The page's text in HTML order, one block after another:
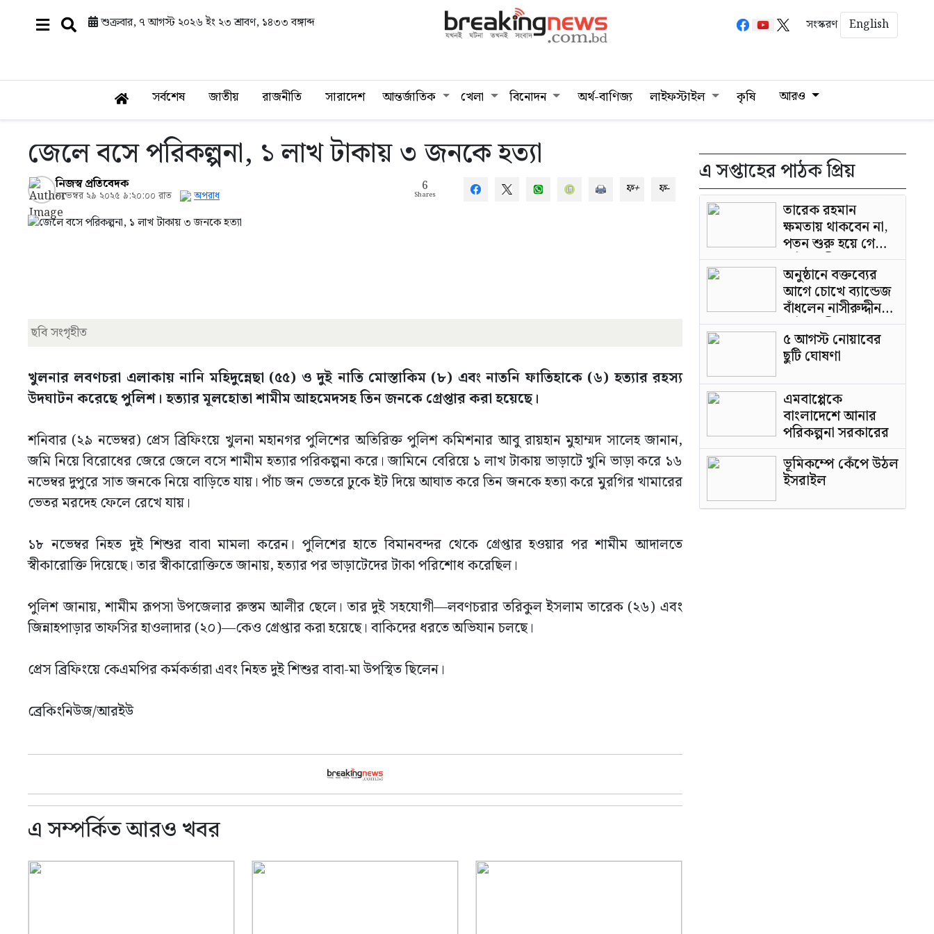
শুক্রবার, ৭ আগস্ট ২০২৬ ইং ২৩ শ্রাবণ, ১৪৩৩ বঙ্গাব্দ সংস্করণ English
সর্বশেষ জাতীয় রাজনীতি সারাদেশ আন্তর্জাতিক খেলা বিনোদন অর্থ-বাণিজ্য লাইফস্টাইল কৃষি আরও
জেলে বসে পরিকল্পনা, ১ লাখ টাকায় ৩ জনকে হত্যা
নিজস্ব প্রতিবেদক
নভেম্বর ২৯ ২০২৫ ৯:২০:০০ রাত অপরাধ
6
Shares ফ+ ফ-
ছবি সংগৃহীত
খুলনার লবণচরা এলাকায় নানি মহিদুন্নেছা (৫৫) ও দুই নাতি মোস্তাকিম (৮) এবং নাতনি ফাতিহাকে (৬) হত্যার রহস্য
উদঘাটন করেছে পুলিশ। হত্যার মূলহোতা শামীম আহমেদসহ তিন জনকে গ্রেপ্তার করা হয়েছে।
শনিবার (২৯ নভেম্বর) প্রেস ব্রিফিংয়ে খুলনা মহানগর পুলিশের অতিরিক্ত পুলিশ কমিশনার আবু রায়হান মুহাম্মদ সালেহ জানান,
জমি নিয়ে বিরোধের জেরে জেলে বসে শামীম হত্যার পরিকল্পনা করে। জামিনে বেরিয়ে ১ লাখ টাকায় ভাড়াটে খুনি ভাড়া করে ১৬
নভেম্বর দুপুরে সাত জনকে নিয়ে বাড়িতে যায়। পাঁচ জন ভেতরে ঢুকে ইট দিয়ে আঘাত করে তিন জনকে হত্যা করে মুরগির খামারের
ভেতর মরদেহ ফেলে রেখে যায়।
১৮ নভেম্বর নিহত দুই শিশুর বাবা মামলা করেন। পুলিশের হাতে বিমানবন্দর থেকে গ্রেপ্তার হওয়ার পর শামীম আদালতে
স্বীকারোক্তি দিয়েছে। তার স্বীকারোক্তিতে জানায়, হত্যার পর ভাড়াটেদের টাকা পরিশোধ করেছিল।
পুলিশ জানায়, শামীম রূপসা উপজেলার রুস্তম আলীর ছেলে। তার দুই সহযোগী—লবণচরার তরিকুল ইসলাম তারেক (২৬) এবং
জিন্নাহপাড়ার তাফসির হাওলাদার (২০)—কেও গ্রেপ্তার করা হয়েছে। বাকিদের ধরতে অভিযান চলছে।
প্রেস ব্রিফিংয়ে কেএমপির কর্মকর্তারা এবং নিহত দুই শিশুর বাবা-মা উপস্থিত ছিলেন।
ব্রেকিংনিউজ/আরইউ
এ সম্পর্কিত আরও খবর
এ সপ্তাহের পাঠক প্রিয়
তারেক রহমান
ক্ষমতায় থাকবেন না,
পতন শুরু হয়ে গেছে:
পাটওয়ারী
অনুষ্ঠানে বক্তব্যের
আগে চোখে ব্যান্ডেজ
বাঁধলেন নাসীরুদ্দীন
পাটওয়ারী
৫ আগস্ট নোয়াবের
ছুটি ঘোষণা
এমবাপ্পেকে
বাংলাদেশে আনার
পরিকল্পনা সরকারের
ভূমিকম্পে কেঁপে উঠল
ইসরাইল